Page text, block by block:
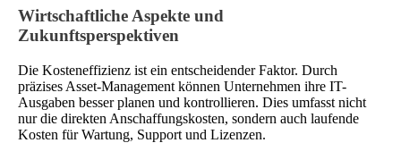
Wirtschaftliche Aspekte und
Zukunftsperspektiven
Die Kosteneffizienz ist ein entscheidender Faktor. Durch
präzises Asset-Management können Unternehmen ihre IT-
Ausgaben besser planen und kontrollieren. Dies umfasst nicht
nur die direkten Anschaffungskosten, sondern auch laufende
Kosten für Wartung, Support und Lizenzen.